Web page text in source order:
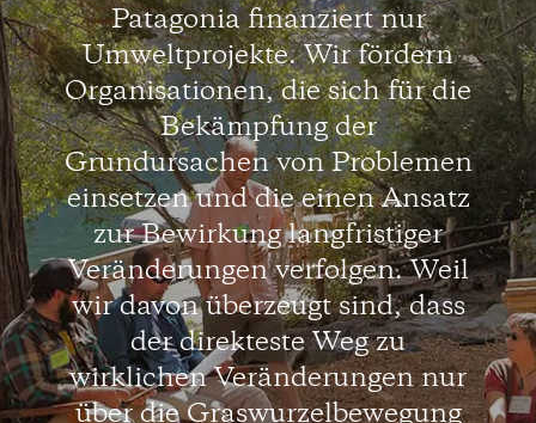
Patagonia finanziert nur
Umweltprojekte. Wir fördern
Organisationen, die sich für die
Bekämpfung der
Grundursachen von Problemen
einsetzen und die einen Ansatz
zur Bewirkung langfristiger
Veränderungen verfolgen. Weil
wir davon überzeugt sind, dass
der direkteste Weg zu
wirklichen Veränderungen nur
über die Graswurzelbewegung